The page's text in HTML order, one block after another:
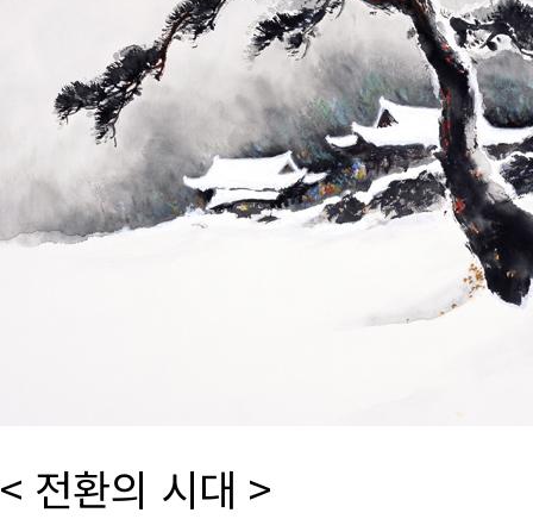
< 전환의 시대 >